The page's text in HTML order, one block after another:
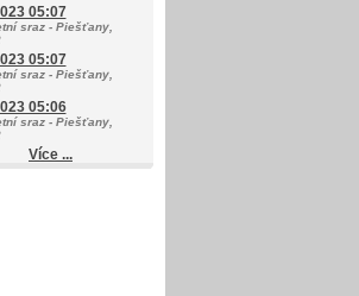
05:07
sraz - Piešťany,
05:07
sraz - Piešťany,
05:06
sraz - Piešťany,
Více ...